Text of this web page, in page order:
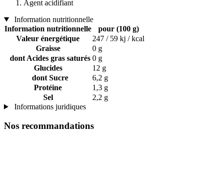
Agent acidifiant
Information nutritionnelle
Information nutritionnelle
pour (100 g)
Valeur énergétique
247 / 59 kj / kcal
Graisse
0 g
dont Acides gras saturés 0 g
Glucides
12 g
dont Sucre
6,2 g
Protéine
1,3 g
Sel
2,2 g
Informations juridiques
Nos recommandations